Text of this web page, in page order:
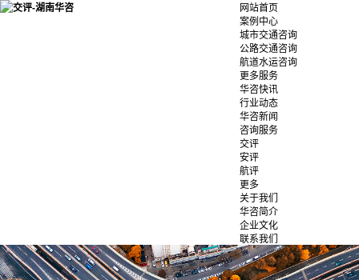
网站首页
案例中心
城市交通咨询
公路交通咨询
航道水运咨询
更多服务
华咨快讯
行业动态
华咨新闻
咨询服务
交评
安评
航评
更多
关于我们
华咨简介
企业文化
联系我们